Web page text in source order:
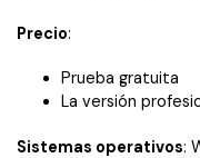
Precio:
Prueba gratuita
La versión
Sistemas operativos: